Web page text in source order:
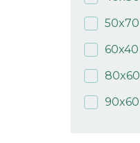
50x70
60x40
80x60
90x60